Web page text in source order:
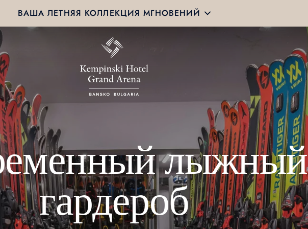
ВАША ЛЕТНЯЯ КОЛЛЕКЦИЯ МГНОВЕНИЙ
лыжный
гардероб